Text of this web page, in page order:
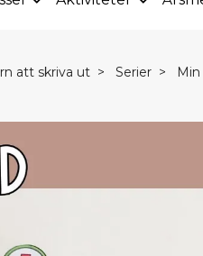
att skriva ut Serier